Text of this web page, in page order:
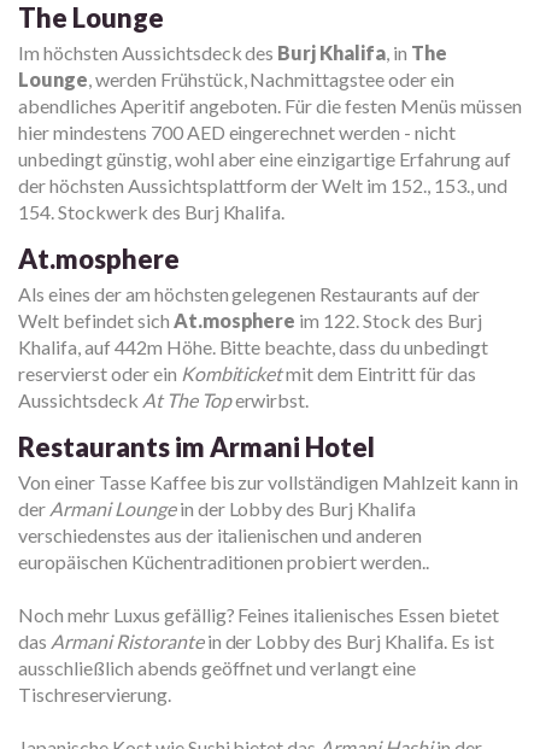
The Lounge
Im höchsten Aussichtsdeck des Burj Khalifa, in The
Lounge, werden Frühstück, Nachmittagstee oder ein
abendliches Aperitif angeboten. Für die festen Menüs müssen
hier mindestens 700 AED eingerechnet werden - nicht
unbedingt günstig, wohl aber eine einzigartige Erfahrung auf
der höchsten Aussichtsplattform der Welt im 152., 153., und
154. Stockwerk des Burj Khalifa.
At.mosphere
Als eines der am höchsten gelegenen Restaurants auf der
Welt befindet sich At.mosphere im 122. Stock des Burj
Khalifa, auf 442m Höhe. Bitte beachte, dass du unbedingt
reservierst oder ein Kombiticketmit dem Eintritt für das
Aussichtsdeck At The Toperwirbst.
Restaurants im Armani Hotel
Von einer Tasse Kaffee bis zur vollständigen Mahlzeit kann in
der Armani Loungein der Lobby des Burj Khalifa
verschiedenstes aus der italienischen und anderen
europäischen Küchentraditionen probiert werden..
Noch mehr Luxus gefällig? Feines italienisches Essen bietet
das Armani Ristorantein der Lobby des Burj Khalifa. Es ist
ausschließlich abends geöffnet und verlangt eine
Tischreservierung.